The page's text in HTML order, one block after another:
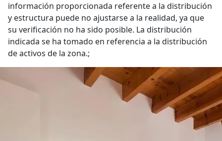
información proporcionada referente a la distribución
y estructura puede no ajustarse a la realidad, ya que
su verificación no ha sido posible. La distribución
indicada se ha tomado en referencia a la distribución
de activos de la zona.;